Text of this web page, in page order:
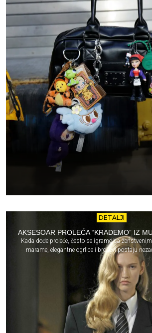
DETALJI
AKSESOAR PROLEĆA “KRADEMO” IZ
Kada dođe proleće, često se igramo sa
marame, elegantne ogrlice i broševi postaju